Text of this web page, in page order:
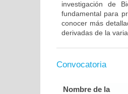
investigación de
fundamental para
conocer más
derivadas de la
Convocatoria
Nombre de la